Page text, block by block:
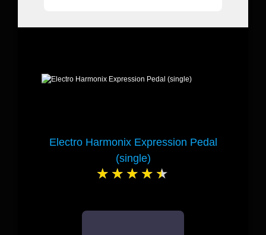
Electro Harmonix Expression Pedal
(single)